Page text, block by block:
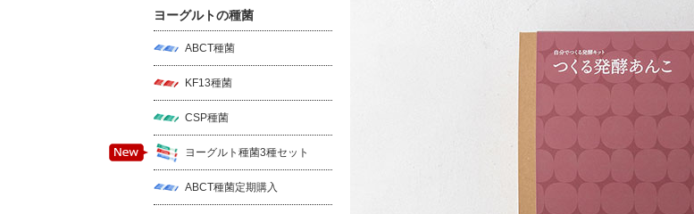
ヨーグルトの種菌
ABCT種菌
KF13種菌
CSP種菌
ヨーグルト種菌3種セット
ABCT種菌定期購入